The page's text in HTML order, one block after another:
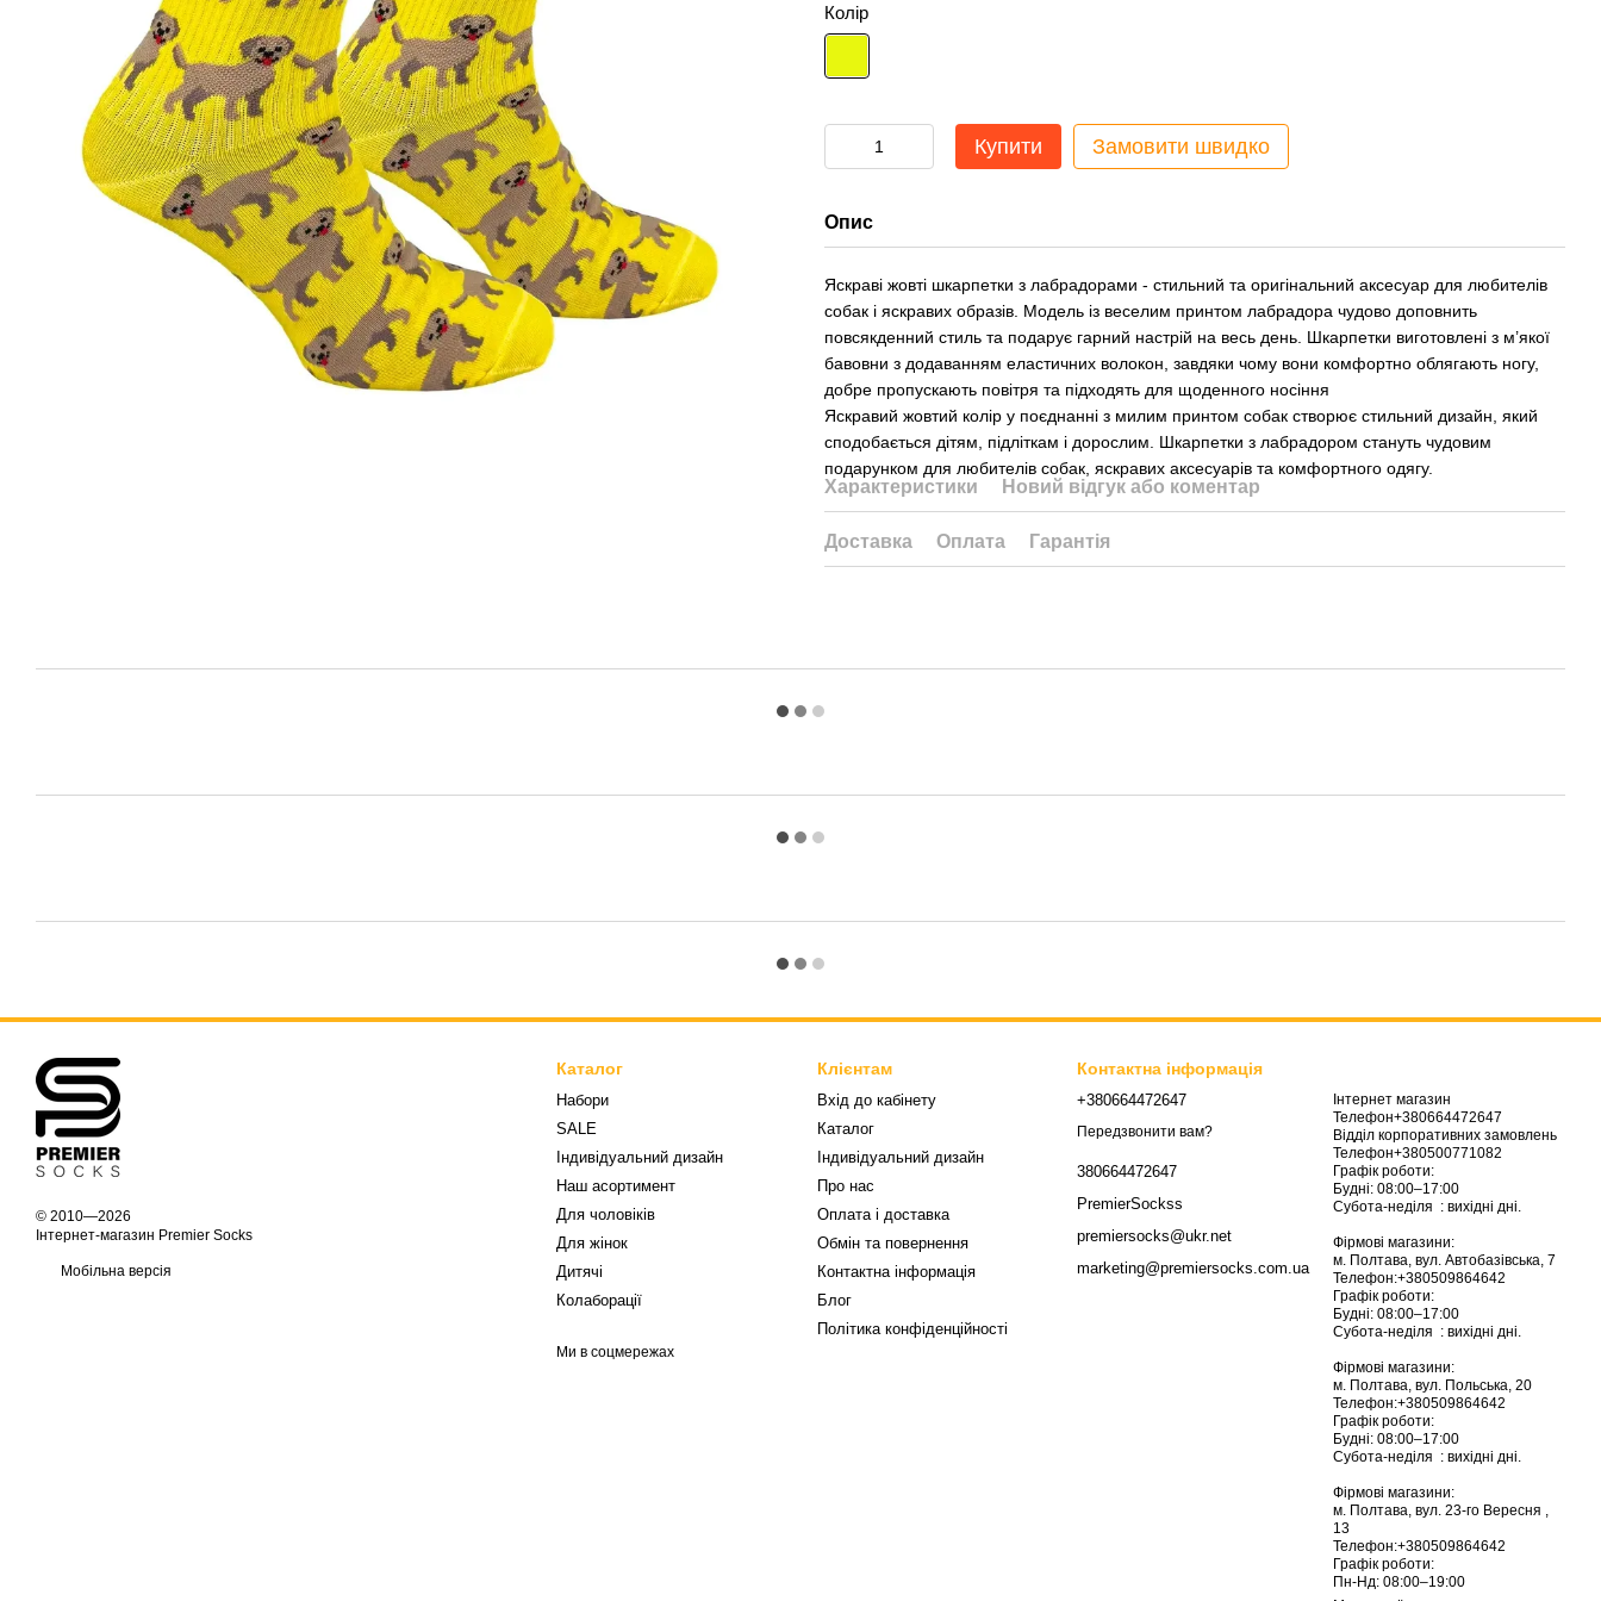
Колір
Купити Замовити швидко
Опис
Яскраві жовті шкарпетки з лабрадорами - стильний та оригінальний аксесуар для любителів
собак і яскравих образів. Модель із веселим принтом лабрадора чудово доповнить
повсякденний стиль та подарує гарний настрій на весь день. Шкарпетки виготовлені з м’якої
бавовни з додаванням еластичних волокон, завдяки чому вони комфортно облягають ногу,
добре пропускають повітря та підходять для щоденного носіння
Яскравий жовтий колір у поєднанні з милим принтом собак створює стильний дизайн, який
сподобається дітям, підліткам і дорослим. Шкарпетки з лабрадором стануть чудовим
подарунком для любителів собак, яскравих аксесуарів та комфортного одягу.
Характеристики Новий відгук або коментар
Доставка Оплата Гарантія
© 2010—2026
Інтернет-магазин Premier Socks
Мобільна версія
Каталог
Набори
SALE
Індивідуальний дизайн
Наш асортимент
Для чоловіків
Для жінок
Дитячі
Колаборації
Ми в соцмережах
Клієнтам
Вхід до кабінету
Каталог
Індивідуальний дизайн
Про нас
Оплата і доставка
Обмін та повернення
Контактна інформація
Блог
Політика конфіденційності
Контактна інформація
+380664472647
Передзвонити вам?
380664472647
PremierSockss
premiersocks@ukr.net
marketing@premiersocks.com.ua
Інтернет магазин
Телефон+380664472647
Відділ корпоративних замовлень
Телефон+380500771082
Графік роботи:
Будні: 08:00–17:00
Субота-неділя : вихідні дні.
Фірмові магазини:
м. Полтава, вул. Автобазівська, 7
Телефон:+380509864642
Графік роботи:
Будні: 08:00–17:00
Субота-неділя : вихідні дні.
Фірмові магазини:
м. Полтава, вул. Польська, 20
Телефон:+380509864642
Графік роботи:
Будні: 08:00–17:00
Субота-неділя : вихідні дні.
Фірмові магазини:
м. Полтава, вул. 23-го Вересня ,
13
Телефон:+380509864642
Графік роботи:
Пн-Нд: 08:00–19:00